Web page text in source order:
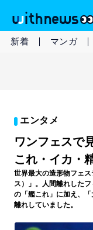
新着 マンガ
エンタメ
ワンフェスで
これ・イカ・
世界最大の造形物フェ
ス）」。人間離れした
の「艦これ」に加え、
離れしていました。